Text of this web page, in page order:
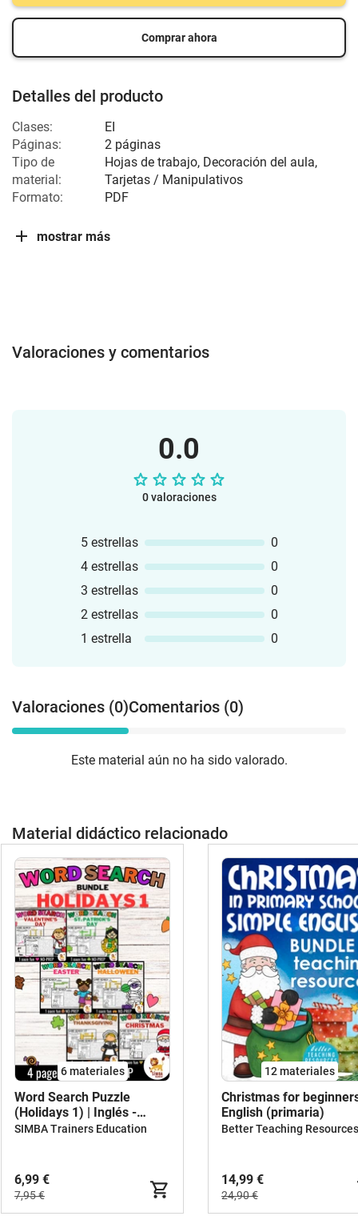
Comprar ahora
Detalles del producto
Clases:
EI
Páginas:
2 páginas
Tipo de
material:
Hojas de trabajo, Decoración del aula,
Tarjetas / Manipulativos
Formato:
PDF
mostrar más
Valoraciones y comentarios
0.0
0 valoraciones
5 estrellas
0
4 estrellas
0
3 estrellas
0
2 estrellas
0
1 estrella
0
Valoraciones (0)Comentarios (0)
Este material aún no ha sido valorado.
Material didáctico relacionado
6 materiales
Word Search Puzzle
(Holidays 1) | Inglés -
Bundle (Paquete)
SIMBA Trainers Education
6,99 €
7,95 €
12 materiales
Christmas for
English (primaria)
14,99 €
24,90 €